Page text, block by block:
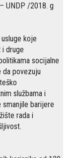
UNDP /2018. g
koje
i druge
socijalne
da povezuju
službama i
smanjile barijere
rada i